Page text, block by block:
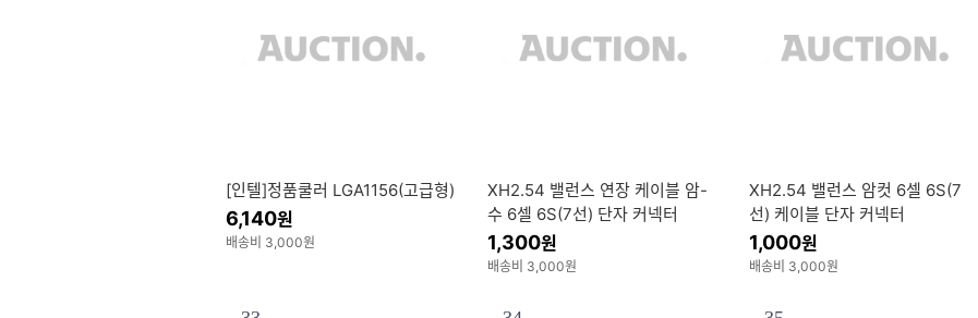
[인텔]정품쿨러 LGA1156(고급형)
6,140원
배송비 3,000원
XH2.54 밸런스 연장 케이블 암-
수 6셀 6S(7선) 단자 커넥터
1,300원
배송비 3,000원
XH2.54 밸런스 암컷 6셀 6S(7
선) 케이블 단자 커넥터
1,000원
배송비 3,000원